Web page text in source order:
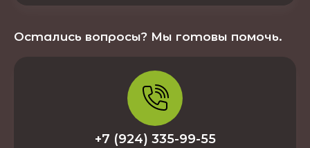
Остались вопросы? Мы готовы помочь.
+7 (924) 335-99-55